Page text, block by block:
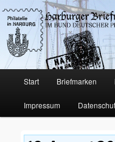
Harburger
Verein von
Philatelie und Münzen in
Zum
Inhalt
wechseln
Start Briefmarken
Impressum